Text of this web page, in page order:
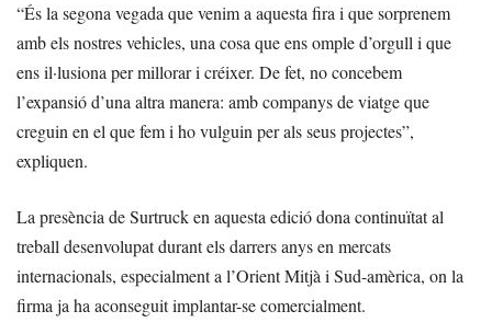
“És la segona vegada que venim a aquesta fira i que sorprenem
amb els nostres vehicles, una cosa que ens omple d’orgull i que
ens il·lusiona per millorar i créixer. De fet, no concebem
l’expansió d’una altra manera: amb companys de viatge que
creguin en el que fem i ho vulguin per als seus projectes”,
expliquen.
La presència de Surtruck en aquesta edició dona continuïtat al
treball desenvolupat durant els darrers anys en mercats
internacionals, especialment a l’Orient Mitjà i Sud-amèrica, on la
firma ja ha aconseguit implantar-se comercialment.